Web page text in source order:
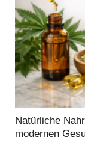
Natürliche
modernen